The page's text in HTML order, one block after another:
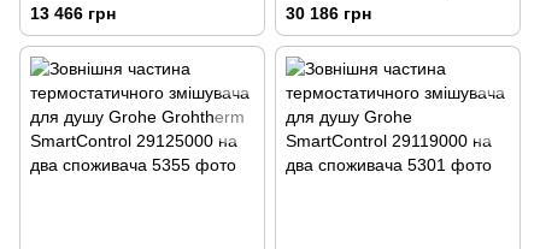
13 466 грн
для душу Grohe Grohtherm
SmartControl 29121000 на три
споживача
30 186 грн